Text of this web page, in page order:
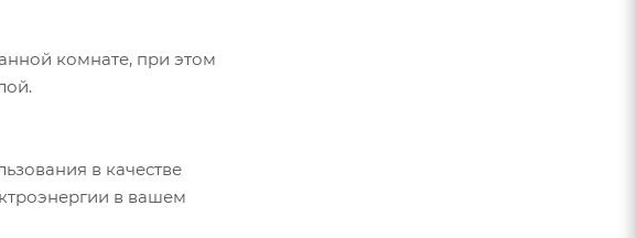
комнате, при этом
в качестве
в вашем